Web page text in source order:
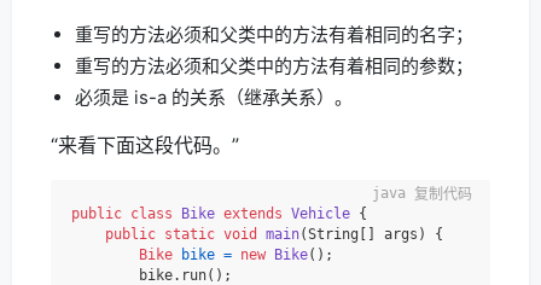
重写的方法必须和父类中的方法有着相同的名字；
重写的方法必须和父类中的方法有着相同的参数；
必须是 is-a 的关系（继承关系）。
“来看下面这段代码。”
public class Bike extends Vehicle {
public static void main(String[] args)
{
Bike
bike = new Bike();
        bike.run();
复制代码